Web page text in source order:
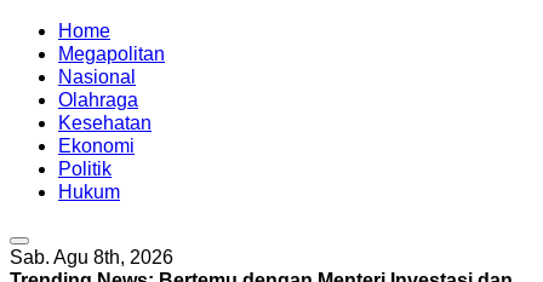
Home
Megapolitan
Nasional
Olahraga
Kesehatan
Ekonomi
Politik
Hukum
Sab. Agu 8th, 2026